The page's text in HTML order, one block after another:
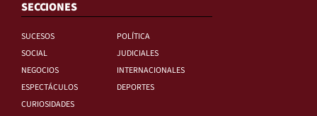
SECCIONES
SUCESOS
POLÍTICA
SOCIAL
JUDICIALES
NEGOCIOS
INTERNACIONALES
ESPECTÁCULOS
DEPORTES
CURIOSIDADES